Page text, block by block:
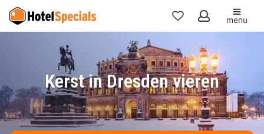
Mijn
favorieten
menu
Kerst in Dresden vieren